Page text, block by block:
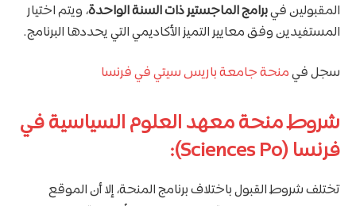
المقبولين فيبرامج الماجستير ذات السنة الواحدة، ويتم اختيار
المستفيدين وفق معايير التميز الأكاديمي التي يحددها البرنامج.
سجل فيمنحة جامعة باريس سيتي في فرنسا
شروط منحة معهد العلوم السياسية في
فرنسا (Sciences Po):
تختلف شروط القبول باختلاف برنامج المنحة، إلا أن الموقع